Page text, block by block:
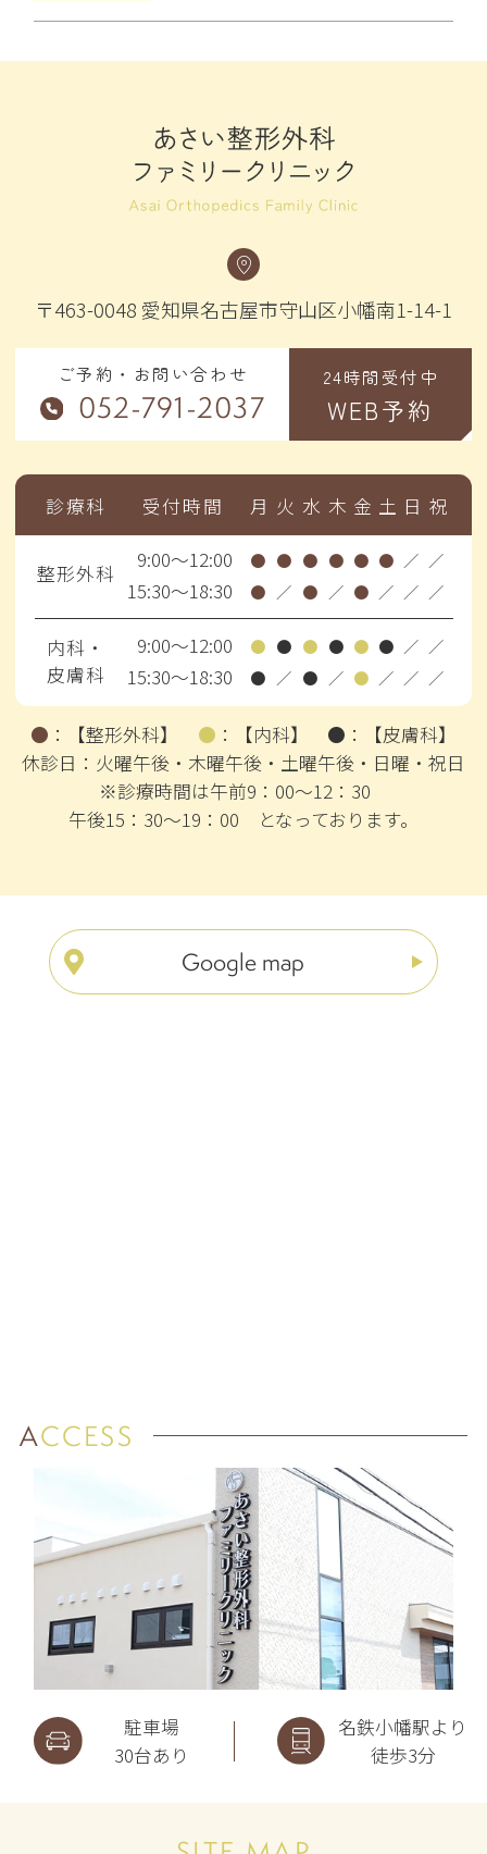
〒463-0048 愛知県名古屋市守山区小幡南1-14-1
ご予約・お問い合わせ
052-791-2037
24時間受付中
WEB予約
診療科 受付時間 月 火 水 木 金 土 日 祝
整形外科
9:00～12:00 ● ● ● ● ● ● ／ ／
15:30～18:30 ● ／ ● ／ ● ／ ／ ／
内科・
皮膚科
9:00～12:00 ● ● ● ● ● ● ／ ／
15:30～18:30 ● ／ ● ／ ● ／ ／ ／
● ： 【整形外科】 ● ： 【内科】 ● ：
【皮膚科】
休診日：火曜午後・木曜午後・土曜午後・日曜・祝日
※診療時間は午前9：00～12：30
午後15：30～19：00 となっております。
Google map
ACCESS
駐車場
30台あり
名鉄小幡駅より
徒歩3分